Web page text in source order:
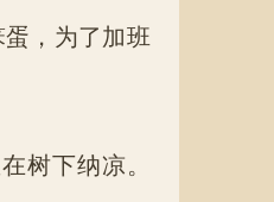
，为了加班
下纳凉。